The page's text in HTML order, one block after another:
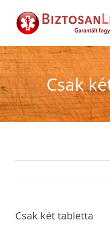
Csak
Csak két tabletta